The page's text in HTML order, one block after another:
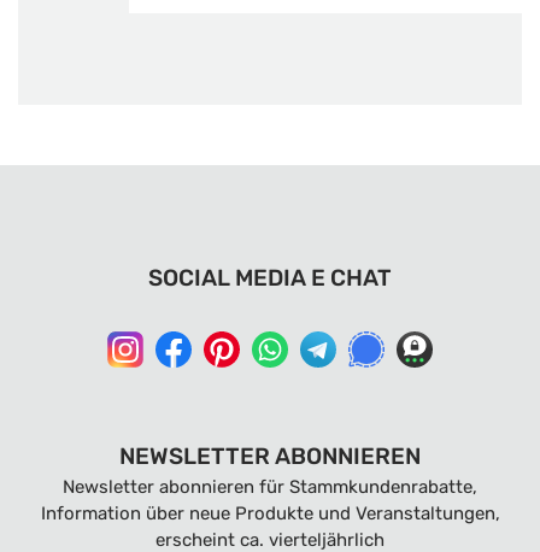
SOCIAL MEDIA E CHAT
NEWSLETTER ABONNIEREN
Newsletter abonnieren für Stammkundenrabatte,
Information über neue Produkte und Veranstaltungen,
erscheint ca. vierteljährlich